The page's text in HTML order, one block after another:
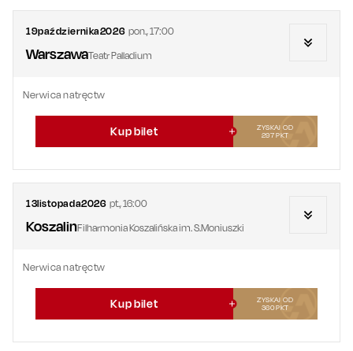
19października2026 pon.,17:00
WarszawaTeatr Palladium
Nerwica natręctw
Kup bilet
ZYSKAJ OD
297PKT
13listopada2026 pt.,16:00
KoszalinFilharmonia Koszalińska im. S.Moniuszki
Nerwica natręctw
Kup bilet
ZYSKAJ OD
360PKT